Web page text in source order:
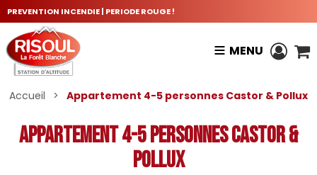
PREVENTION INCENDIE | PERIODE ROUGE !
MENU
Accueil > Appartement 4-5 personnes Castor & Pollux
Appartement 4-5 personnes Castor &
Pollux